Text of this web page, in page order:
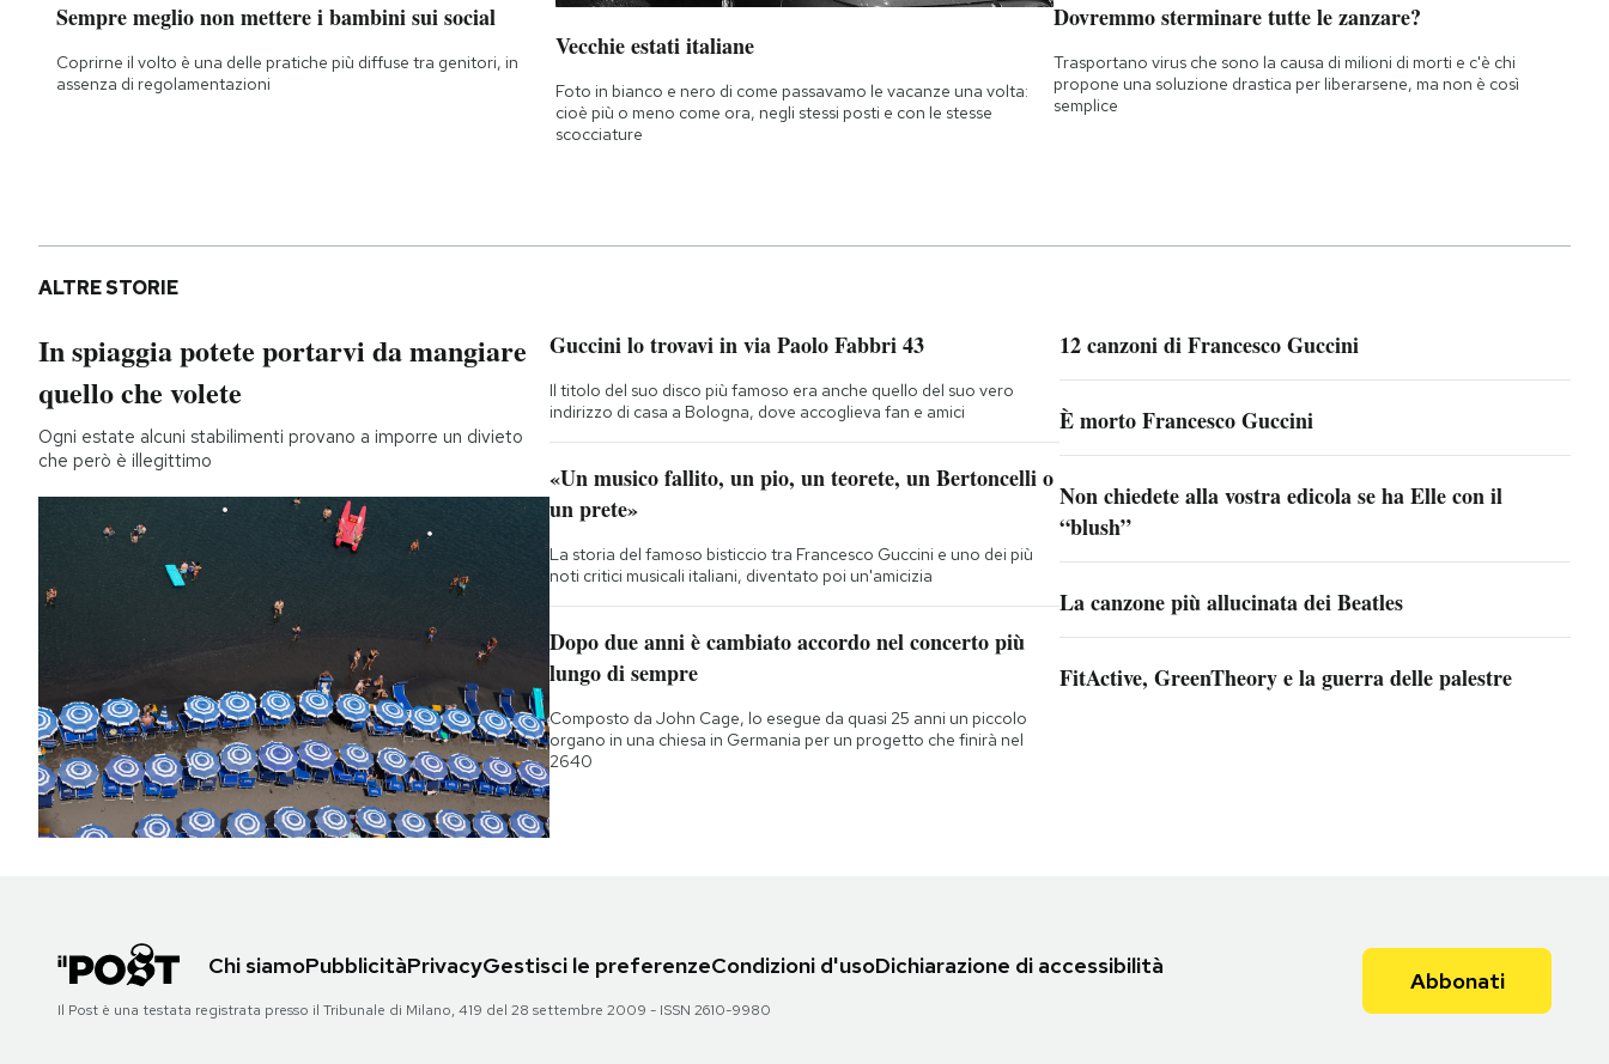
Sempre meglio non mettere i bambini sui social
Coprirne il volto è una delle pratiche più diffuse tra genitori, in
assenza di regolamentazioni
Vecchie estati italiane
Foto in bianco e nero di come passavamo le vacanze una volta:
cioè più o meno come ora, negli stessi posti e con le stesse
scocciature
Dovremmo sterminare tutte le zanzare?
Trasportano virus che sono la causa di milioni di morti e c'è chi
propone una soluzione drastica per liberarsene, ma non è così
semplice
ALTRE STORIE
In spiaggia potete portarvi da mangiare
quello che volete
Ogni estate alcuni stabilimenti provano a imporre un divieto
che però è illegittimo
Guccini lo trovavi in via Paolo Fabbri 43
Il titolo del suo disco più famoso era anche quello del suo vero
indirizzo di casa a Bologna, dove accoglieva fan e amici
«Un musico fallito, un pio, un teorete, un Bertoncelli o
un prete»
La storia del famoso bisticcio tra Francesco Guccini e uno dei più
noti critici musicali italiani, diventato poi un'amicizia
Dopo due anni è cambiato accordo nel concerto più
lungo di sempre
Composto da John Cage, lo esegue da quasi 25 anni un piccolo
organo in una chiesa in Germania per un progetto che finirà nel
2640
12 canzoni di Francesco Guccini
È morto Francesco Guccini
Non chiedete alla vostra edicola se ha Elle con il
“blush”
La canzone più allucinata dei Beatles
FitActive, GreenTheory e la guerra delle palestre
Chi siamoPubblicitàPrivacyGestisci le preferenzeCondizioni d'usoDichiarazione di accessibilità
Il Post è una testata registrata presso il Tribunale di Milano, 419 del 28 settembre 2009 - ISSN 2610-9980
Abbonati